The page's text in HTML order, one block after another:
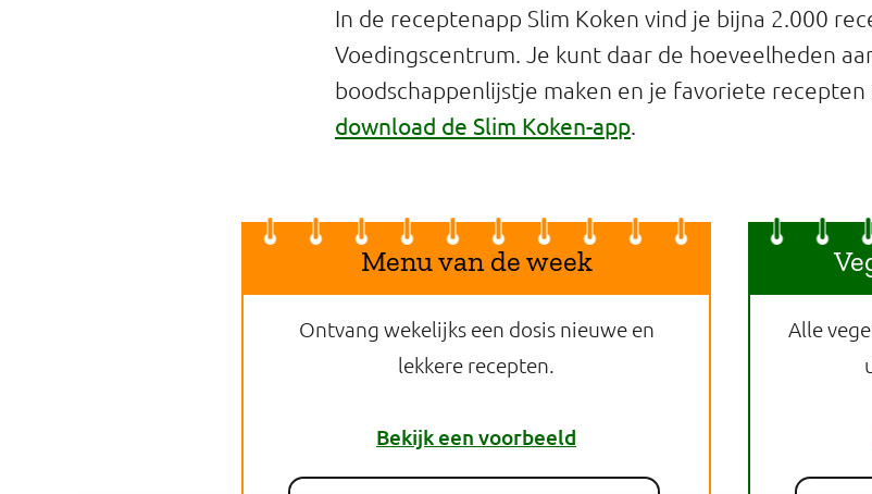
In de receptenapp Slim Koken vind je bijna 2.000
Voedingscentrum. Je kunt daar de hoeveelheden
boodschappenlijstje maken en je favoriete recepten
download de Slim Koken-app
Menu van de week
Ontvang wekelijks een dosis nieuwe en
lekkere recepten.
Bekijk een voorbeeld
Alle